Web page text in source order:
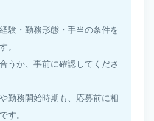
験・勤務形態・手当の条件を
。
うか、事前に確認してくださ
勤務開始時期も、応募前に相
す。